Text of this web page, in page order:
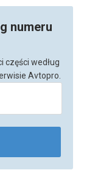
numeru
części według
Avtopro.